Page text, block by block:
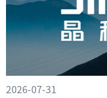
2026-07-31